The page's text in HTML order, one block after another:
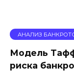
АНАЛИЗ
Модель
риска